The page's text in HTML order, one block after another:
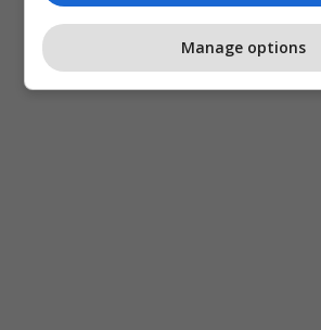
Manage options